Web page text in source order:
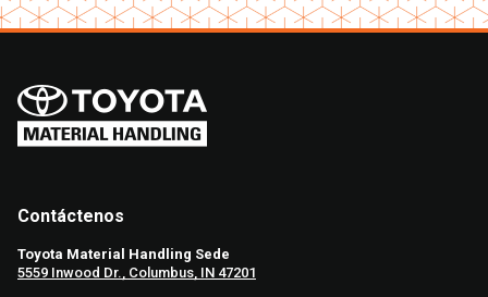
Contáctenos
Toyota Material Handling Sede
5559 Inwood Dr., Columbus, IN 47201